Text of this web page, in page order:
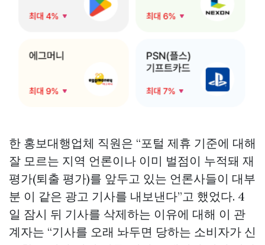
한 홍보대행업체 직원은 “포털 제휴 기준에 대해
잘 모르는 지역 언론이나 이미 벌점이 누적돼 재
평가(퇴출 평가)를 앞두고 있는 언론사들이 대부
분 이 같은 광고 기사를 내보낸다”고 했었다. 4
일 잠시 뒤 기사를 삭제하는 이유에 대해 이 관
계자는 “기사를 오래 놔두면 당하는 소비자가 신